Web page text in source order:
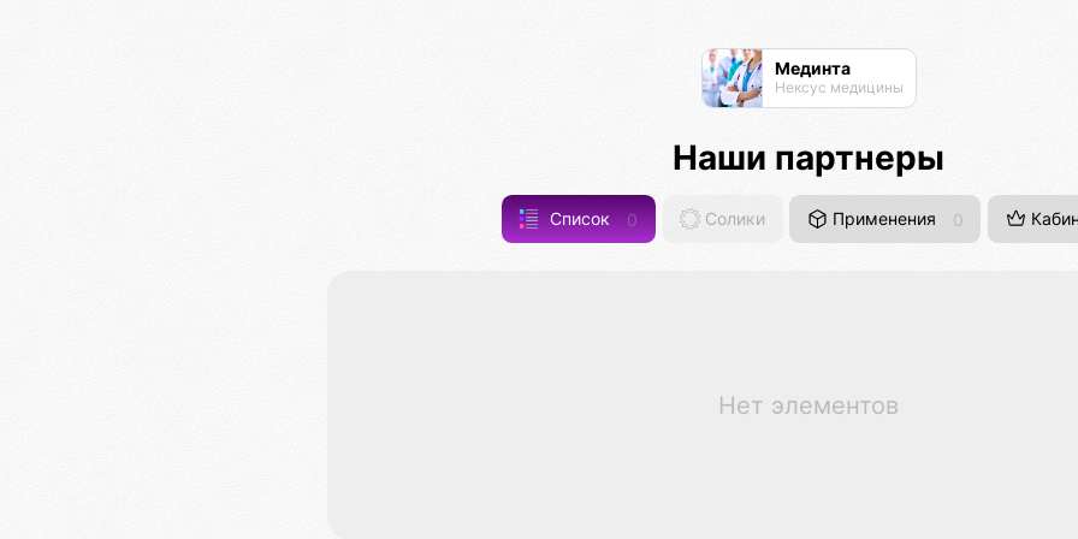
Мединта
Нексус медицины
Наши партнеры
Список 0 Солики Применения 0
Нет элементов